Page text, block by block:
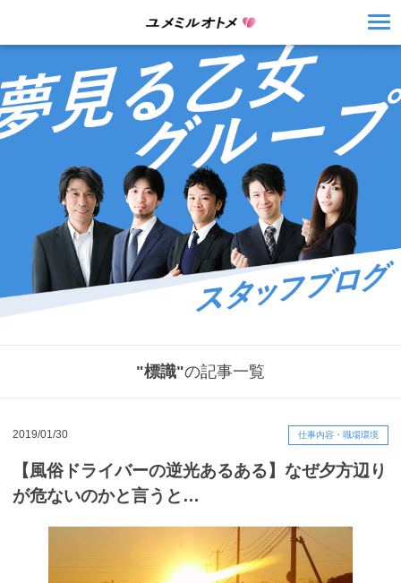
"標識"の記事一覧
2019/01/30 仕事内容・職場環境
【風俗ドライバーの逆光あるある】なぜ夕方辺り
が危ないのかと言うと…